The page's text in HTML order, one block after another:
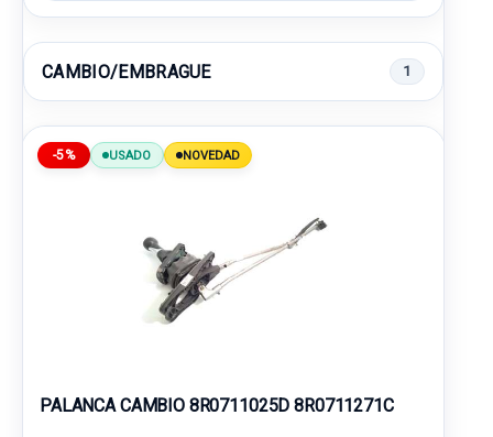
CAMBIO/EMBRAGUE 1
-5% USADO NOVEDAD
PALANCA CAMBIO 8R0711025D 8R0711271C